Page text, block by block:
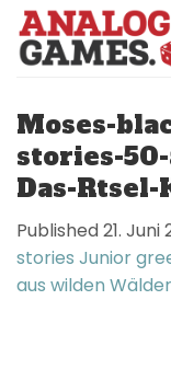
Skip
content
Moses-
stories-
Das-
Published21. Juni
stories Junior
aus wilden